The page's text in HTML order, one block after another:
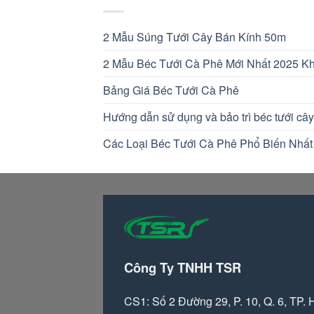
2 Mẫu Súng Tưới Cây Bán Kính 50m
2 Mẫu Béc Tưới Cà Phê Mới Nhất 2025
Bảng Giá Béc Tưới Cà Phê
Hướng dẫn sử dụng và bảo trì béc tưới
Các Loại Béc Tưới Cà Phê Phổ Biến
Công Ty TNHH TSR
CS1: Số 2 Đường 29, P. 10, Q. 6, TP.